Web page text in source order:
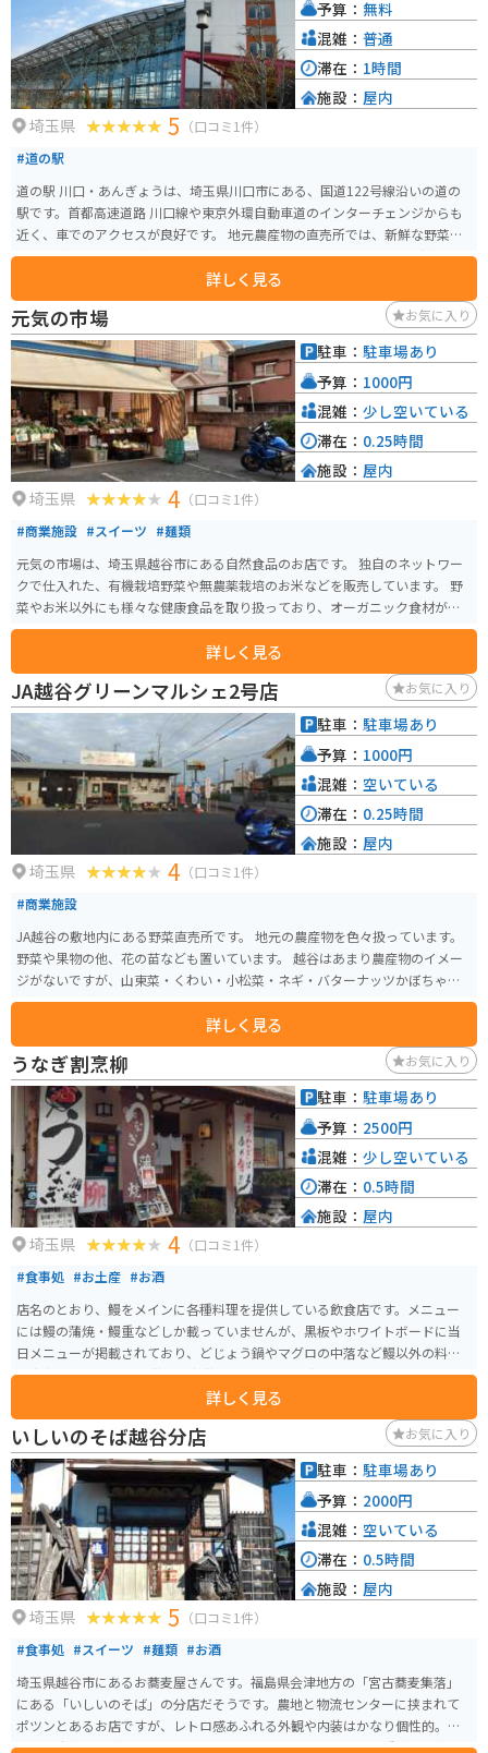
埼玉県 5 （口コミ1件）
#道の駅
道の駅 川口・あんぎょうは、埼玉県川口市にある、国道122号線沿いの道の
駅です。首都高速道路 川口線や東京外環自動車道のインターチェンジからも
近く、車でのアクセスが良好です。 地元農産物の直売所では、新鮮な野菜や
果物を購入することができます。特に、川口市の特産品である「川口鋳物」
を使用した鍋やフライパンなどの調理器具も販売しており、お土産に最適で
す。 また、食事処では、地元産の食材を使用した料理を楽しむことができま
す。おすすめは、新鮮な野菜をたっぷり使った「あんぎょううどん」です。
バイクで訪れる場合、道の駅に隣接する荒川河川敷には、広々とした無料駐
車場があります。ただし、土日祝日は混雑が予想されるため、早めの時間帯
に訪れることをおすすめします。周辺には、荒川の土手沿いを走るサイクリ
ングロードもあり、サイクリングを楽しむこともできます。
詳しく見る
予算： 無料
混雑： 普通
滞在： 1時間
施設： 屋内
元気の市場 お気に入り
埼玉県 4 （口コミ1件）
#商業施設 #スイーツ #麺類
元気の市場は、埼玉県越谷市にある自然食品のお店です。 独自のネットワー
クで仕入れた、有機栽培野菜や無農薬栽培のお米などを販売しています。 野
菜やお米以外にも様々な健康食品を取り扱っており、オーガニック食材が好
きなひとには嬉しい品揃えです。
詳しく見る
駐車： 駐車場あり
予算： 1000円
混雑： 少し空いている
滞在： 0.25時間
施設： 屋内
JA越谷グリーンマルシェ2号店 お気に入り
埼玉県 4 （口コミ1件）
#商業施設
JA越谷の敷地内にある野菜直売所です。 地元の農産物を色々扱っています。
野菜や果物の他、花の苗なども置いています。 越谷はあまり農産物のイメー
ジがないですが、山東菜・くわい・小松菜・ネギ・バターナッツかぼちゃな
どの特産品があります。
詳しく見る
駐車： 駐車場あり
予算： 1000円
混雑： 空いている
滞在： 0.25時間
施設： 屋内
うなぎ割烹柳 お気に入り
埼玉県 4 （口コミ1件）
#食事処 #お土産 #お酒
店名のとおり、鰻をメインに各種料理を提供している飲食店です。メニュー
には鰻の蒲焼・鰻重などしか載っていませんが、黒板やホワイトボードに当
日メニューが掲載されており、どじょう鍋やマグロの中落など鰻以外の料理
も充実しています。 昼営業と夜営業の二部制で、夜は居酒屋的なお店になる
ようですが、休日の昼などは昼酒を楽しむ地元の方々なども多く見られま
す。駐車場は店舗前に3台分のほか、店舗裏の月極駐車場も10台分程度確保さ
れています。バイクは店舗の横の駐輪場にも停められます。
詳しく見る
駐車： 駐車場あり
予算： 2500円
混雑： 少し空いている
滞在： 0.5時間
施設： 屋内
いしいのそば越谷分店 お気に入り
埼玉県 5 （口コミ1件）
#食事処 #スイーツ #麺類 #お酒
埼玉県越谷市にあるお蕎麦屋さんです。福島県会津地方の「宮古蕎麦集落」
にある「いしいのそば」の分店だそうです。農地と物流センターに挟まれて
ポツンとあるお店ですが、レトロ感あふれる外観や内装はかなり個性的。お
いしい十割蕎麦が食べられるのはもちろん、お酒やおつまみの種類も豊富
駐車： 駐車場あり
予算： 2000円
混雑： 空いている
滞在： 0.5時間
施設： 屋内